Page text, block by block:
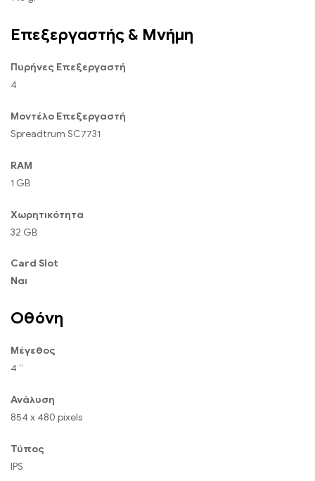
Επεξεργαστής & Μνήμη
Πυρήνες Επεξεργαστή
4
Μοντέλο Επεξεργαστή
Spreadtrum SC7731
RAM
1 GB
Χωρητικότητα
32 GB
Card Slot
Ναι
Οθόνη
Μέγεθος
4 “
Ανάλυση
854 x 480 pixels
Τύπος
IPS